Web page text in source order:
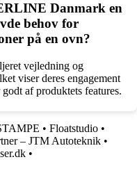
Danmark en
behov for
på en ovn?
vejledning og
viser deres engagement
af produktets features.
• Floatstudio •
– JTM Autoteknik •
•